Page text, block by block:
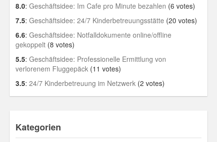
8.0: Geschäftsidee: Im Cafe pro Minute bezahlen (6 votes)
7.5: Geschäftsidee: 24/7 Kinderbetreuungsstätte (20 votes)
6.6: Geschäftsidee: Notfalldokumente online/offline
gekoppelt (8 votes)
5.5: Geschäftsidee: Professionelle Ermittlung von
verlorenem Fluggepäck (11 votes)
3.5: 24/7 Kinderbetreuung im Netzwerk (2 votes)
Kategorien